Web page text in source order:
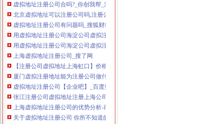
北京虚拟地址可以注册公司吗,注册公司*办,虚拟地址注册公司-北京
虚拟地址注册公司有问题吗_搜狐财经_搜狐网
用虚拟地址注册公司海淀公司虚拟注册地址包年检-中国贸易网
用虚拟地址注册公司海淀公司虚拟注册地址包年检_志趣网
上海虚拟地址注册公司_搜了网
【注册公司虚拟地址上海虹口】价格_厂家_图片-Hc360慧聪网
厦门虚拟注册地址能为注册公司做什么-久久信息网
虚拟地址注册公司【企业吧】_百度贴吧
张江注册公司虚拟地址注册上海公司流程_搜狐财经_搜狐网
上海虚拟地址注册公司的优势分析-商务服务
关于虚拟地址注册公司 你所不知道的问题_北京代办注册公司-泓灼_
注册北京公司北京注册公司虚拟地址